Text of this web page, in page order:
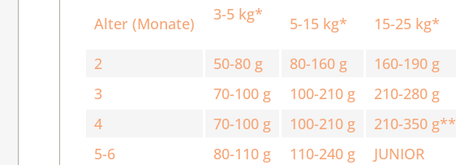
Alter (Monate)
3-5 kg* 5-15 kg* 15-25 kg*
2 50-80 g 80-160 g 160-190 g
3
70-100 g 100-210 g 210-280 g
4
70-100 g 100-210 g 210-350 g**
5-6
80-110 g 110-240 g JUNIOR